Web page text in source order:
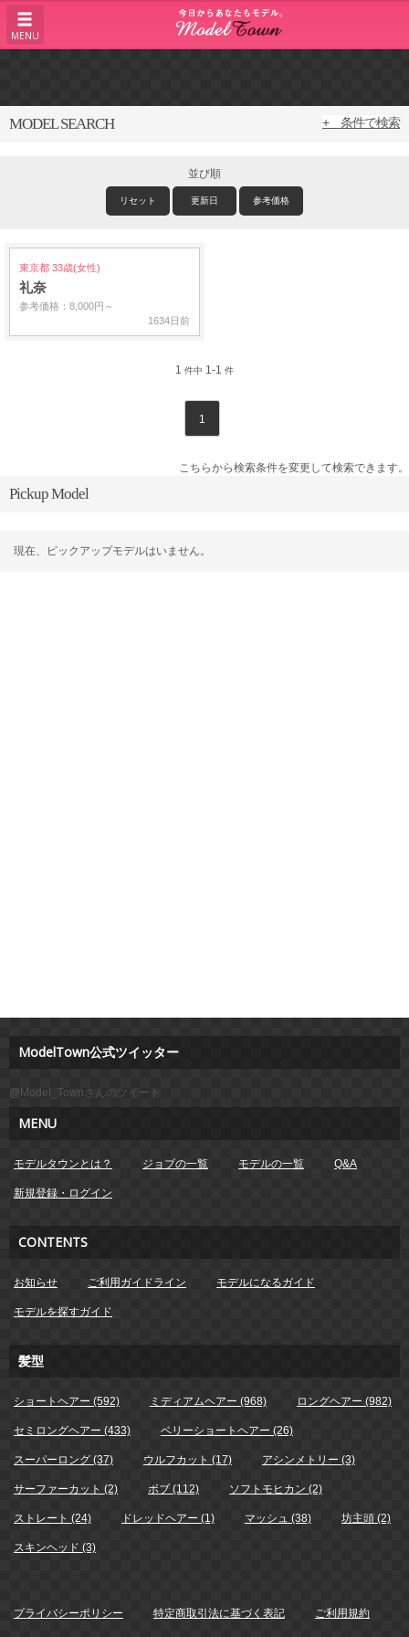
MENU
MODEL SEARCH + 条件で検索
並び順
リセット 更新日 参考価格
東京都 33歳(女性)
礼奈
参考価格：8,000円～
1634日前
1 件中 1-1 件
1
こちらから検索条件を変更して検索できます。
Pickup Model
現在、ピックアップモデルはいません。
ModelTown公式ツイッター
@Model_Townさんのツイート
MENU
モデルタウンとは？ ジョブの一覧 モデルの一覧 Q&A
新規登録・ログイン
CONTENTS
お知らせ ご利用ガイドライン モデルになるガイド
モデルを探すガイド
髪型
ショートヘアー (592) ミディアムヘアー (968) ロングヘアー (982)
セミロングヘアー (433) ベリーショートヘアー (26)
スーパーロング (37) ウルフカット (17) アシンメトリー (3)
サーファーカット (2) ボブ (112) ソフトモヒカン (2)
ストレート (24) ドレッドヘアー (1) マッシュ (38) 坊主頭 (2)
スキンヘッド (3)
プライバシーポリシー 特定商取引法に基づく表記 ご利用規約